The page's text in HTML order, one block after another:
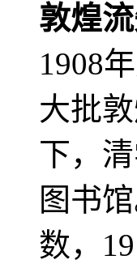
敦煌
1908
大批
下，
图书
数，